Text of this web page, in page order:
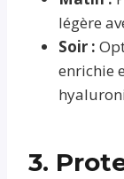
légère
Soir :
enrichie
3.